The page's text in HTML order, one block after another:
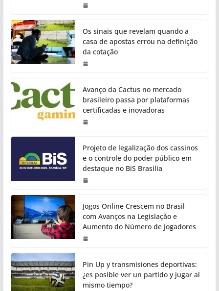
Os sinais que revelam quando a
casa de apostas errou na definição
da cotação
Avanço da Cactus no mercado
brasileiro passa por plataformas
certificadas e inovadoras
Projeto de legalização dos cassinos
e o controle do poder público em
destaque no BiS Brasília
Jogos Online Crescem no Brasil
com Avanços na Legislação e
Aumento do Número de Jogadores
Pin Up y transmisiones deportivas:
¿es posible ver un partido y jugar al
mismo tiempo?